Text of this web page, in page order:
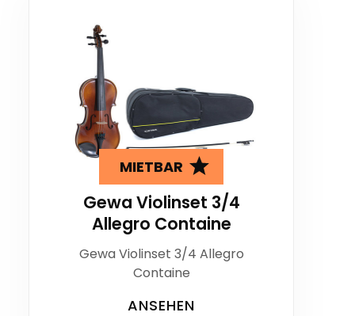
MIETBAR
Gewa Violinset 3/4
Allegro Containe
Gewa Violinset 3/4 Allegro
Containe
ANSEHEN